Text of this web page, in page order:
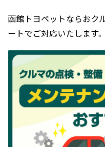
函館トヨペットならおク
ートでご対応いたします。